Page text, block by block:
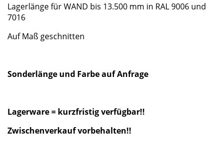
Lagerlänge für WAND bis 13.500 mm in RAL 9006 und
7016
Auf Maß geschnitten
Sonderlänge und Farbe auf Anfrage
Lagerware = kurzfristig verfügbar!!
Zwischenverkauf vorbehalten!!